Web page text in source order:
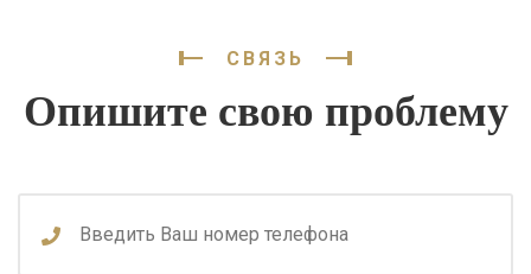
СВЯЗЬ
Опишите свою проблему